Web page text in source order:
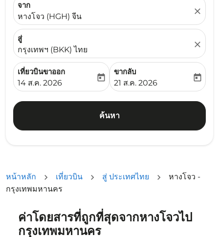
จาก
หางโจว (HGH) จีน
close
สู่
กรุงเทพฯ (BKK) ไทย
close
เที่ยวบินขาออก
fc-booking-departure-date-aria-label
14 ส.ค. 2026
today
ขากลับ
fc-booking-return-date-
21 ส.ค. 2026
today
ค้นหา
หน้าหลัก เที่ยวบิน สู่ ประเทศไทย
หางโจว -
กรุงเทพมหานคร
ค่าโดยสารที่ถูกที่สุดจากหางโจวไป
กรุงเทพมหานคร
ลองอัปเดตเส้นทางของคุณ (ต้นทางและ/หรือปลายทาง) หรื